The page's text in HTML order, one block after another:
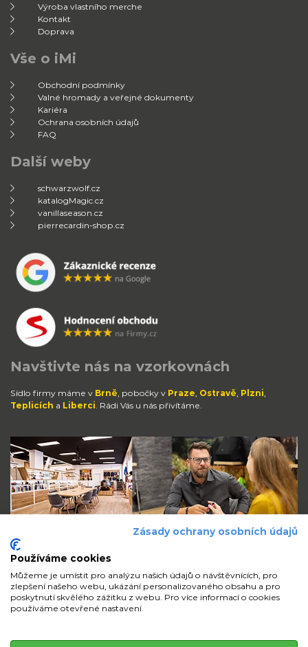
Výroba vlastního merche
Kontakt
Doprava
Vše o iMi
Obchodní podmínky
Valné hromady a veřejné dokumenty
Kariéra
Ochrana osobních údajů
FAQ
Další weby
schwarzwolf.cz
katalogMagic.cz
vanillaseason.cz
pierrecardin-shop.cz
Navštivte nás na vzorkovnách
Sídlo firmy máme v Brně , pobočky v Praze Ostravě Plzni
Teplicích a Liberci . Rádi Vás u nás přivítáme.
Zůstaňte s námi v kontaktu
volejte
Zásady ochrany osobních údajů
Používáme cookies
Můžeme je umístit pro analýzu našich údajů o návštěvnících, pro
zlepšení našeho webu, ukázání personalizovaného obsahu a pro
poskytnutí skvělého zážitku z webu. Pro více informací o cookies
používáme otevřené nastavení.